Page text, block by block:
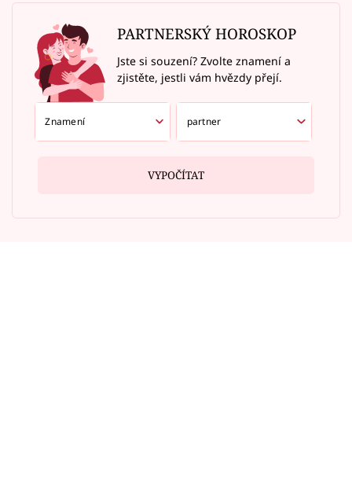
PARTNERSKÝ HOROSKOP
Jste si souzení? Zvolte znamení a
zjistěte, jestli vám hvězdy přejí.
VYPOČÍTAT